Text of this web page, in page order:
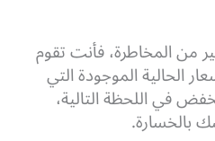
من المخاطرة، فأنت تقوم
الحالية الموجودة التي
في اللحظة التالية،
بالخسارة.